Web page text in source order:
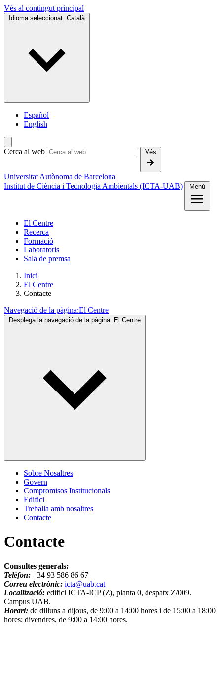
Vés al contingut principal
Idioma seleccionat: Català
Español
English
Cerca al web Vés
Universitat Autònoma de Barcelona
Institut de Ciència i Tecnologia Ambientals (ICTA-UAB)
Menú
El Centre
Recerca
Formació
Laboratoris
Sala de premsa
Inici
El Centre
Contacte
Navegació de la pàgina:El Centre
Desplega la navegació de la pàgina: El Centre
Sobre Nosaltres
Govern
Compromisos Institucionals
Edifici
Treballa amb nosaltres
Contacte
Contacte
Consultes generals:
Telèfon: +34 93 586 86 67
Correu electrònic: icta@uab.cat
Localització: edifici ICTA-ICP (Z), planta 0, despatx Z/009.
Campus UAB.
Horari: de dilluns a dijous, de 9:00 a 14:00 hores i de 15:00 a 18:00
hores; divendres, de 9:00 a 14:00 hores.